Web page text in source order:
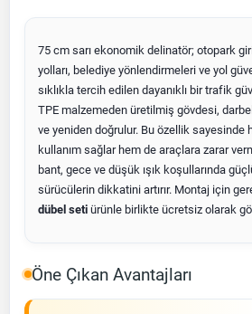
75 cm sarı ekonomik delinatör; otopark
yolları, belediye yönlendirmeleri ve yol
sıklıkla tercih edilen dayanıklı bir trafik
TPE malzemeden üretilmiş gövdesi,
ve yeniden doğrulur. Bu özellik sayesinde
kullanım sağlar hem de araçlara zarar
bant, gece ve düşük ışık koşullarında
sürücülerin dikkatini artırır. Montaj için
dübel seti ürünle birlikte ücretsiz olarak
Öne Çıkan Avantajları